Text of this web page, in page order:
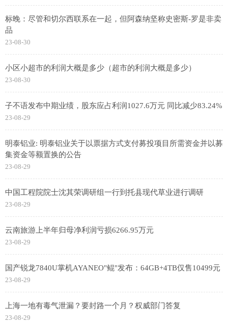
标晚：尽管和切尔西联系在一起，但阿森纳坚称史密斯-罗是非卖
品
23-08-30
小区小超市的利润大概是多少（超市的利润大概是多少）
23-08-30
子不语发布中期业绩，股东应占利润1027.6万元 同比减少83.24%
23-08-29
明泰铝业: 明泰铝业关于以票据方式支付募投项目所需资金并以募
集资金等额置换的公告
23-08-29
中国工程院院士沈其荣调研组一行到托县现代草业进行调研
23-08-29
云南旅游上半年归母净利润亏损6266.95万元
23-08-29
国产锐龙7840U掌机AYANEO"鲲"发布：64GB+4TB仅售10499元
23-08-29
上海一地有毒气泄漏？要封路一个月？权威部门答复
23-08-29